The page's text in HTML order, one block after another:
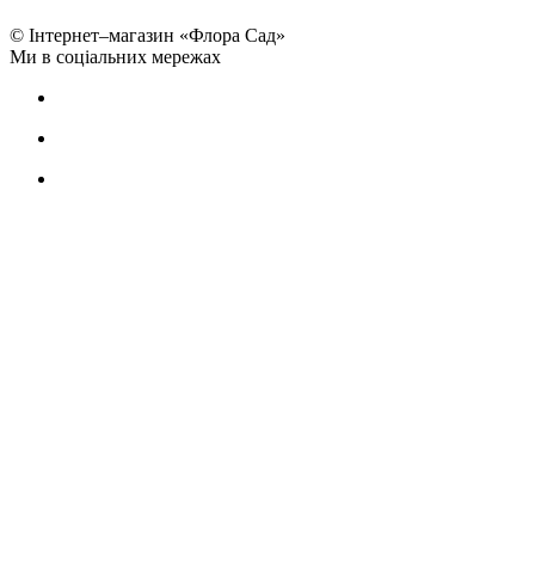
© Інтернет–магазин «Флора Сад»
Ми в соціальних мережах